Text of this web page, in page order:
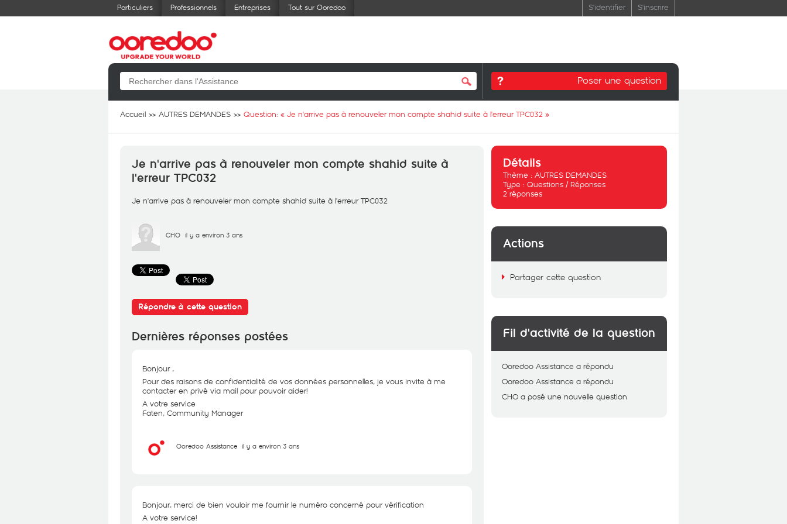
Particuliers Professionnels Entreprises Tout sur Ooredoo S'identifier S'inscrire
Poser une question
Accueil AUTRES DEMANDES Question: « Je n'arrive pas à renouveler mon compte shahid suite à l'erreur TPC032 »
Je n'arrive pas à renouveler mon compte shahid suite à
l'erreur TPC032
Je n'arrive pas à renouveler mon compte shahid suite à l'erreur TPC032
CHO il y a environ 3 ans
Répondre à cette question
Dernières réponses postées
Bonjour ,
Pour des raisons de confidentialité de vos données personnelles, je vous invite à me
contacter en privé via mail pour pouvoir aider!
A votre service
Faten, Community Manager
Ooredoo Assistance il y a environ 3 ans
Bonjour, merci de bien vouloir me fournir le numéro concerné pour vérification
A votre service!
Détails
Thème : AUTRES DEMANDES
Type : Questions / Réponses
2 réponses
Actions
Partager cette question
Fil d'activité de la question
Ooredoo Assistance a répondu
Ooredoo Assistance a répondu
CHO a posé une nouvelle question